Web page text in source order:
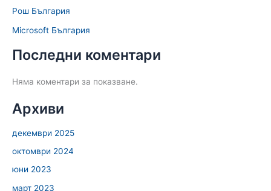
Рош България
Microsoft България
Последни коментари
Няма коментари за показване.
Архиви
декември 2025
октомври 2024
юни 2023
март 2023